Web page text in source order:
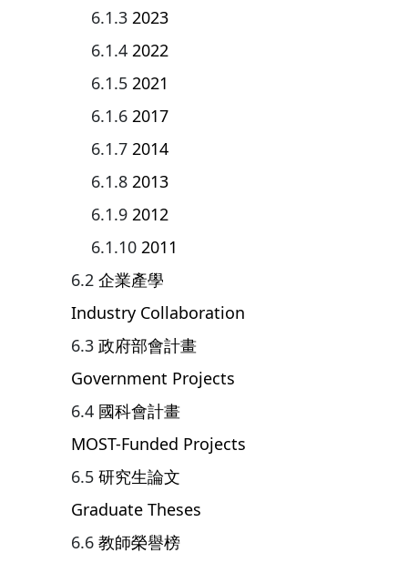
2023
2022
2021
2017
2014
2013
2012
2011
企業產學
Industry Collaboration
政府部會計畫
Government Projects
國科會計畫
MOST-Funded Projects
研究生論文
Graduate Theses
教師榮譽榜